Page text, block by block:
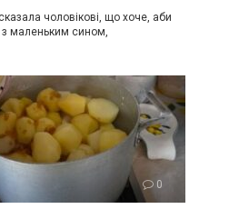
чоловікові, що хоче, аби
маленьким сином,
0